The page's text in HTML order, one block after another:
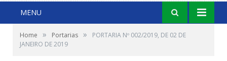
MENU
Home » Portarias »
PORTARIA Nº 002/2019, DE 02 DE
JANEIRO DE 2019